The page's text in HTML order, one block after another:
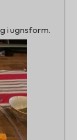
i ugnsform.